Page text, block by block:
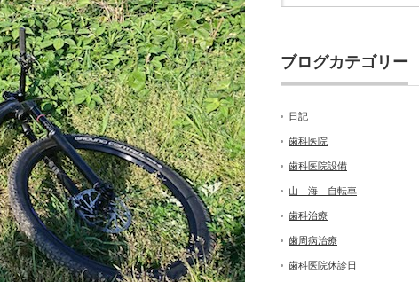
ブログカテゴリー
日記
歯科医院
歯科医院設備
山 海 自転車
歯科治療
歯周病治療
歯科医院休診日